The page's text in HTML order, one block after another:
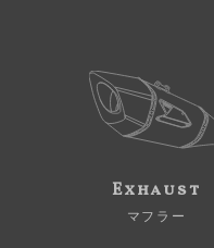
Exhaust
マフラー